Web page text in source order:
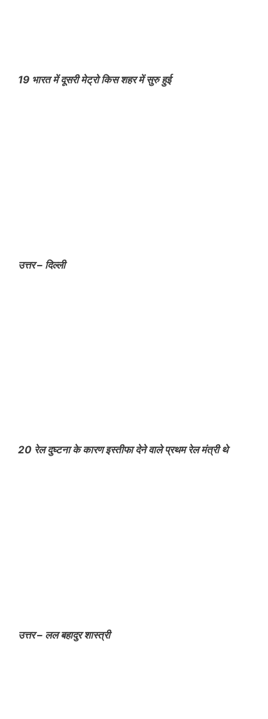
19 भारत में दूसरी मेट्रो किस शहर में सुरु हुई
उत्तर – दिल्ली
20 रेल दुघ्टना के कारण इस्तीफा देने वाले प्रथम रेल मंत्री थे
उत्तर – लल बहादुर शास्त्री